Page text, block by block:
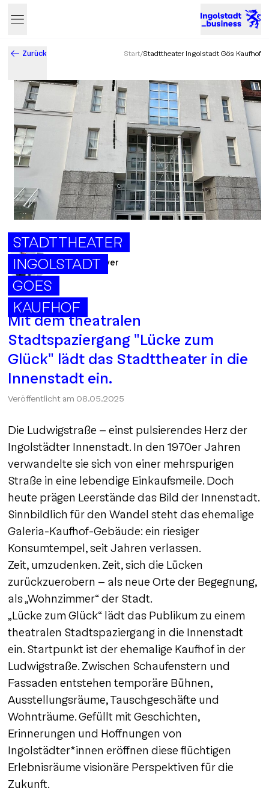
Zurück Start/Stadttheater Ingolstadt Gös Kaufhof
Business & Innovation in Ingolstadt – Der Standort mit
STADTTHEATER
INGOLSTADT
GOES
KAUFHOF
Maximilian Mayer
Mit dem theatralen
Stadtspaziergang "Lücke zum
Glück" lädt das Stadttheater in die
Innenstadt ein.
Veröffentlicht am 08.05.2025
Die Ludwigstraße – einst pulsierendes Herz der
Ingolstädter Innenstadt. In den 1970er Jahren
verwandelte sie sich von einer mehrspurigen
Straße in eine lebendige Einkaufsmeile. Doch
heute prägen Leerstände das Bild der Innenstadt.
Sinnbildlich für den Wandel steht das ehemalige
Galeria-Kaufhof-Gebäude: ein riesiger
Konsumtempel, seit Jahren verlassen.
Zeit, umzudenken. Zeit, sich die Lücken
zurückzuerobern – als neue Orte der Begegnung,
als „Wohnzimmer“ der Stadt.
„Lücke zum Glück“ lädt das Publikum zu einem
theatralen Stadtspaziergang in die Innenstadt
ein. Startpunkt ist der ehemalige Kaufhof in der
Ludwigstraße. Zwischen Schaufenstern und
Fassaden entstehen temporäre Bühnen,
Ausstellungsräume, Tauschgeschäfte und
Wohnträume. Gefüllt mit Geschichten,
Erinnerungen und Hoffnungen von
Ingolstädter*innen eröffnen diese flüchtigen
Erlebnisräume visionäre Perspektiven für die
Zukunft.